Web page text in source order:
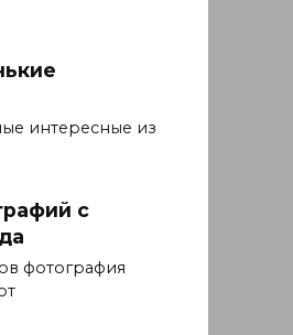
интересные из
с
фотография